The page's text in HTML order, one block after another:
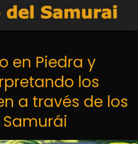
en Piedra y
los
a través de los